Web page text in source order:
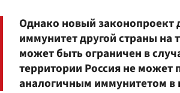
Однако новый законопроект
иммунитет другой страны на
может быть ограничен в
территории Россия не может
аналогичным иммунитетом в